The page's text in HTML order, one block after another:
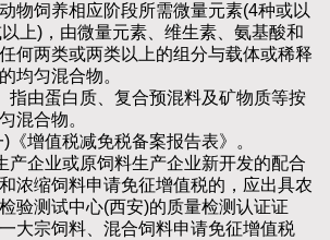
物饲养相应阶段所需微量元素(4种或以
以上)，由微量元素、维生素、氨基酸和
何两类或两类以上的组分与载体或稀释
均匀混合物。
由蛋白质、复合预混料及矿物质等按
混合物。
增值税减免税备案报告表》。
企业或原饲料生产企业新开发的配合
浓缩饲料申请免征增值税的，应出具农
验测试中心(西安)的质量检测认证证
大宗饲料、混合饲料申请免征增值税